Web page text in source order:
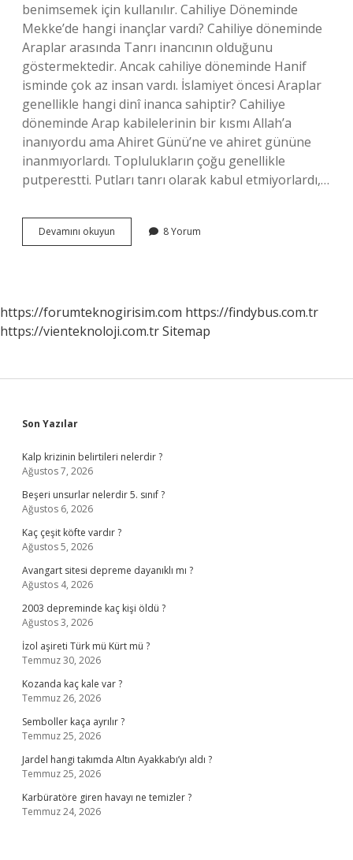
benimsemek için kullanılır. Cahiliye Döneminde
Mekke’de hangi inançlar vardı? Cahiliye döneminde
Araplar arasında Tanrı inancının olduğunu
göstermektedir. Ancak cahiliye döneminde Hanif
isminde çok az insan vardı. İslamiyet öncesi Araplar
genellikle hangi dinî inanca sahiptir? Cahiliye
döneminde Arap kabilelerinin bir kısmı Allah’a
inanıyordu ama Ahiret Günü’ne ve ahiret gününe
inanmıyorlardı. Toplulukların çoğu genellikle
putperestti. Putları tanrı olarak kabul etmiyorlardı,…
Devamını okuyun
Devrinde
8 Yorum
https://forumteknogirisim.com https://findybus.com.tr
https://vienteknoloji.com.trSitemap
Sidebar
Son Yazılar
Kalp krizinin belirtileri nelerdir ?
Ağustos 7, 2026
Beşeri unsurlar nelerdir 5. sınıf ?
Ağustos 6, 2026
Kaç çeşit köfte vardır ?
Ağustos 5, 2026
Avangart sitesi depreme dayanıklı mı ?
Ağustos 4, 2026
2003 depreminde kaç kişi öldü ?
Ağustos 3, 2026
İzol aşireti Türk mü Kürt mü ?
Temmuz 30, 2026
Kozanda kaç kale var ?
Temmuz 26, 2026
Semboller kaça ayrılır ?
Temmuz 25, 2026
Jardel hangi takımda Altın Ayakkabı’yı aldı ?
Temmuz 25, 2026
Karbüratöre giren havayı ne temizler ?
Temmuz 24, 2026